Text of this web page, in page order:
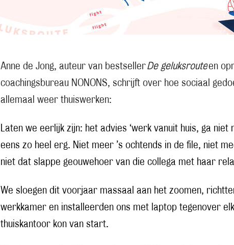
Anne de Jong, auteur van bestsellerDe geluksrouteen
coachingsbureau NONONS, schrijft over hoe sociaal
allemaal weer thuiswerken:
Laten we eerlijk zijn: het advies ‘werk vanuit huis, ga niet
eens zo heel erg. Niet meer ’s ochtends in de file, niet
niet dat slappe geouwehoer van die collega met haar
We sloegen dit voorjaar massaal aan het zoomen,
werkkamer en installeerden ons met laptop tegenover
thuiskantoor kon van start.